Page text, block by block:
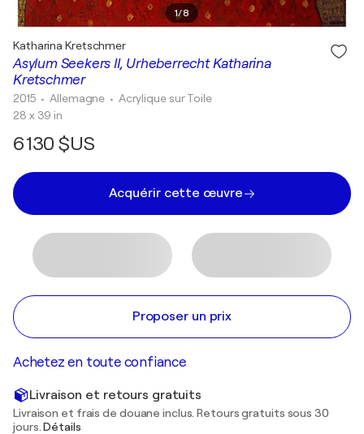
1/8
Asylum Seekers II, Urheberrecht Katharina
Kretschmer
Katharina Kretschmer
2015 • Allemagne • Acrylique sur Toile
28 x 39 in
6 130 $US
Acquérir cette œuvre
Proposer un prix
Achetez en toute confiance
Livraison et retours gratuits
Livraison et frais de douane inclus. Retours gratuits sous 30
jours.Détails